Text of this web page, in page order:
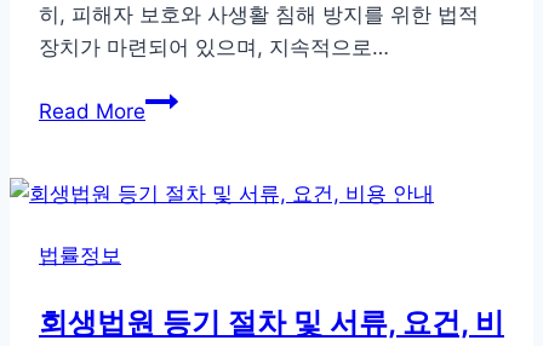
한
방
히, 피해자 보호와 사생활 침해 방지를 위한 법적
장치가 마련되어 있으며, 지속적으로…
Read More딥
크
준
법률정보
회생법원 등기 절차 및 서류, 요건, 비